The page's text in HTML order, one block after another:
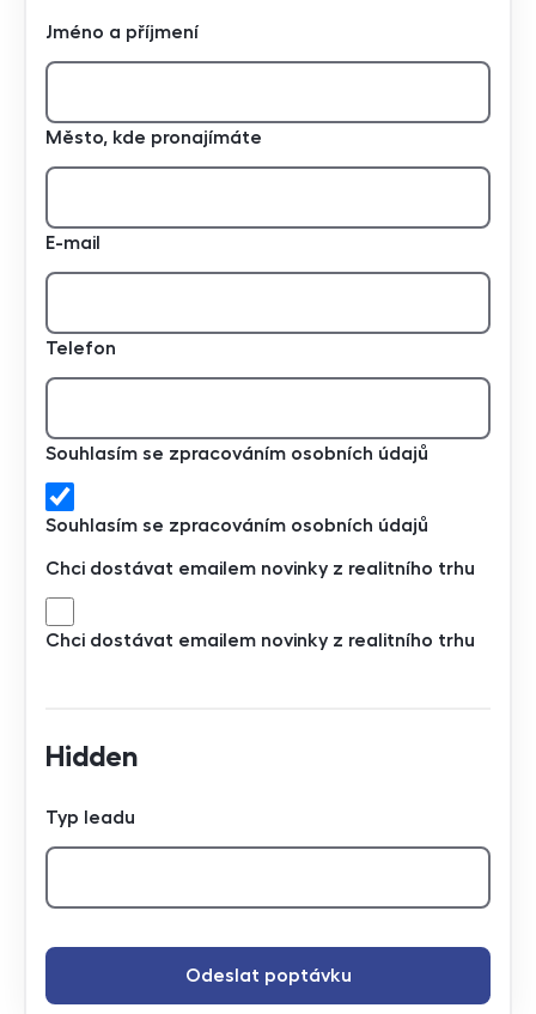
Jméno a příjmení
Město, kde pronajímáte
E-mail
Telefon
Souhlasím se zpracováním osobních údajů
Souhlasím se zpracováním osobních údajů
Chci dostávat emailem novinky z realitního trhu
Chci dostávat emailem novinky z realitního trhu
Hidden
Typ leadu
Odeslat poptávku